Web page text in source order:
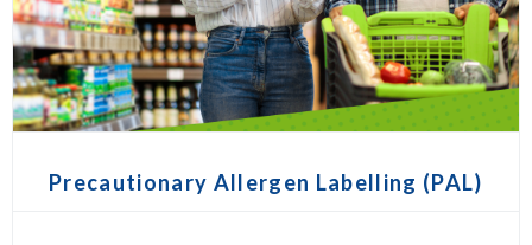
Precautionary Allergen Labelling (PAL)